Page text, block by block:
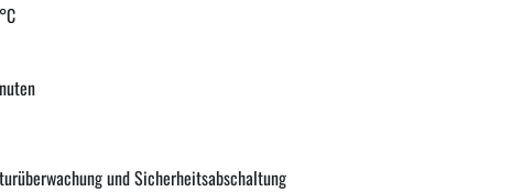
und Sicherheitsabschaltung